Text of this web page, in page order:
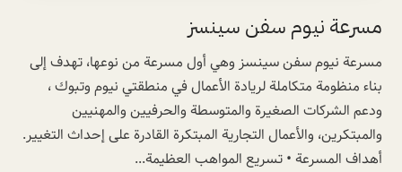
مسرعة نيوم سفن سينسز
مسرعة نيوم سفن سينسز وهي أول مسرعة من نوعها، تهدف إلى
بناء منظومة متكاملة لريادة الأعمال في منطقتي نيوم وتبوك ،
ودعم الشركات الصغيرة والمتوسطة والحرفيين والمهنيين
والمبتكرين، والأعمال التجارية المبتكرة القادرة على إحداث التغيير.
أهداف المسرعة • تسريع المواهب العظيمة...